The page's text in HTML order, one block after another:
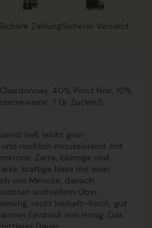
Sichere ZahlungSicherer Versand
40% Pinot Noir, 10%
. 7 Gr Zucker/L.
hell, leicht grün
reichlich moussierend, mit
Zarte, blumige und
kräftige Nase mit einer
von Mimose, danach
und reifem Obst.
recht lebhaft-frisch, gut
Eindruck von Honig. Das